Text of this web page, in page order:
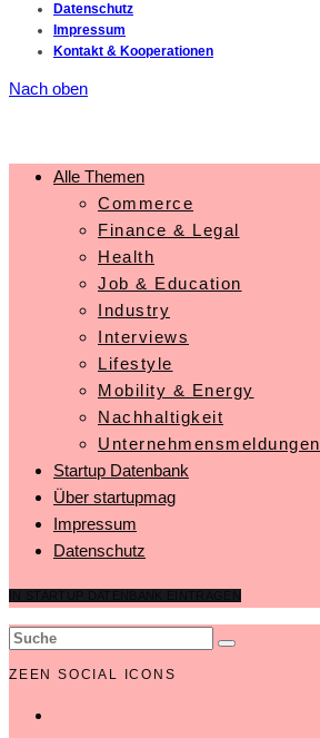
Datenschutz
Impressum
Kontakt & Kooperationen
Nach oben
Alle Themen
Commerce
Finance & Legal
Health
Job & Education
Industry
Interviews
Lifestyle
Mobility & Energy
Nachhaltigkeit
Unternehmensmeldungen
Startup Datenbank
Über startupmag
Impressum
Datenschutz
ZEEN SOCIAL ICONS